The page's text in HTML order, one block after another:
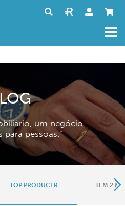
um negócio
para pessoas.”
TOP PRODUCER TEM 2